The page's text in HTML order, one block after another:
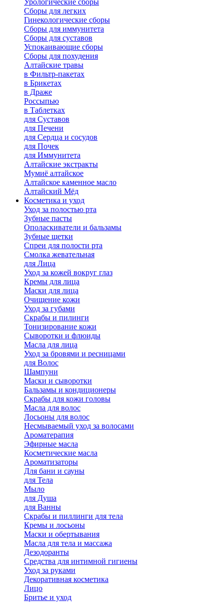
Урологические сборы
Сборы для легких
Гинекологические сборы
Сборы для иммунитета
Сборы для суставов
Успокаивающие сборы
Сборы для похудения
Алтайские травы
в Фильтр-пакетах
в Брикетах
в Драже
Россыпью
в Таблетках
для Cуставов
для Печени
для Сердца и сосудов
для Почек
для Иммунитета
Алтайские экстракты
Мумиё алтайское
Алтайское каменное масло
Алтайский Мёд
Косметика и уход
Уход за полостью рта
Зубные пасты
Ополаскиватели и бальзамы
Зубные щетки
Спреи для полости рта
Смолка жевательная
для Лица
Уход за кожей вокруг глаз
Кремы для лица
Маски для лица
Очищение кожи
Уход за губами
Скрабы и пилинги
Тонизирование кожи
Сыворотки и флюиды
Масла для лица
Уход за бровями и ресницами
для Волос
Шампуни
Маски и сыворотки
Бальзамы и кондиционеры
Скрабы для кожи головы
Масла для волос
Лосьоны для волос
Несмываемый уход за волосами
Ароматерапия
Эфирные масла
Косметические масла
Ароматизаторы
Для бани и сауны
для Тела
Мыло
для Душа
для Ванны
Скрабы и пиллинги для тела
Кремы и лосьоны
Маски и обертывания
Масла для тела и массажа
Дезодоранты
Средства для интимной гигиены
Уход за руками
Декоративная косметика
Лицо
Бритье и уход